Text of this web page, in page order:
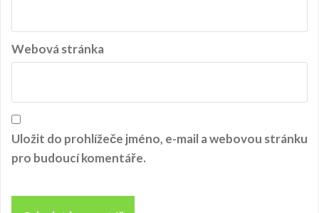
Webová stránka
Uložit do prohlížeče jméno, e-mail a webovou stránku
pro budoucí komentáře.